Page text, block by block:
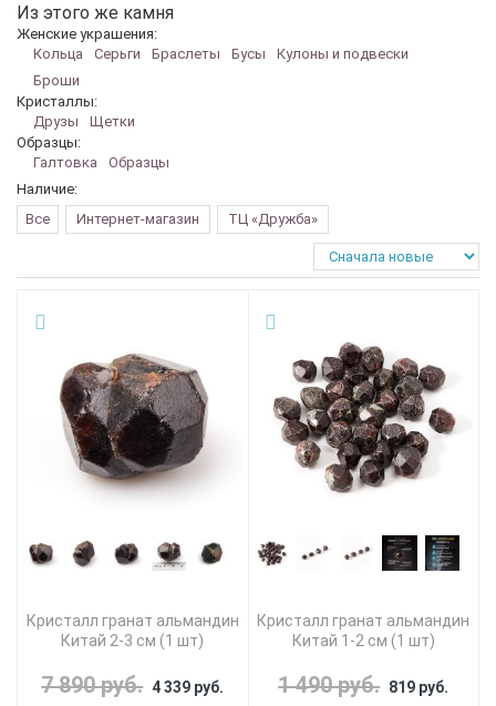
Из этого же камня
Женские украшения:
Кольца
Серьги Браслеты Бусы
Кулоны и подвески
Броши
Кристаллы:
Друзы
Щетки
Образцы:
Галтовка
Образцы
Наличие:
Все
Интернет-магазин ТЦ «Дружба»
Кристалл гранат альмандин
Китай 2-3 см (1 шт)
7 890 руб. 4 339 руб.
Кристалл гранат альмандин
Китай 1-2 см (1 шт)
1 490 руб. 819 руб.